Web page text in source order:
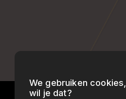
We gebruiken cookies,
wil je dat?